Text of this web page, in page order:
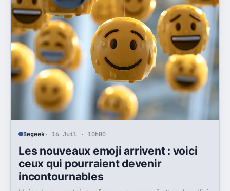
Begeek· 16 Juil · 10h00
Les nouveaux emoji arrivent : voici
ceux qui pourraient devenir
incontournables